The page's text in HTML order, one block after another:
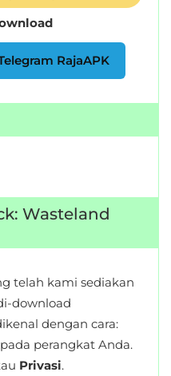
RajaAPK
Wasteland
telah kami sediakan
download
dengan cara:
pada perangkat Anda.
Privasi.